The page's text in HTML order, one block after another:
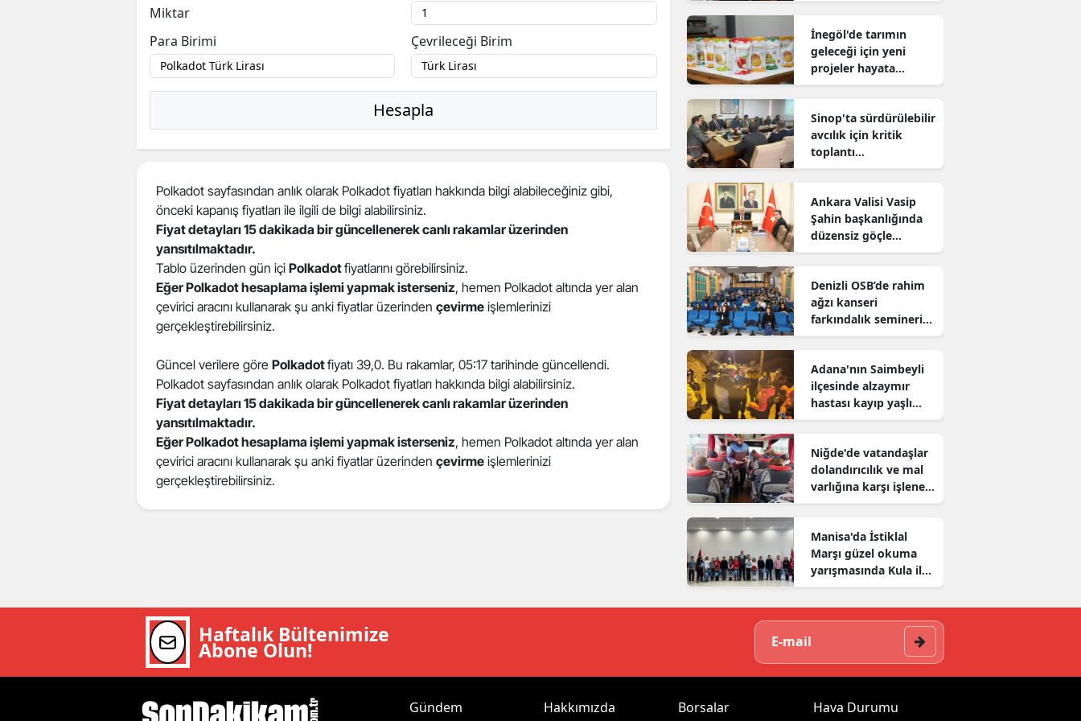
Bingöl
Bitlis
Burdur
Bursa
Çanakkale
Çorum
Denizli
Edirne
Elazığ
Erzincan
Eskişehir
Gümüşhane
Hakkari
Hatay
Miktar
Para Birimi
Çevrileceği Birim
Hesapla
Polkadot sayfasından anlık olarak Polkadot fiyatları hakkında bilgi alabileceğiniz gibi,
önceki kapanış fiyatları ile ilgili de bilgi alabilirsiniz.
Fiyat detayları 15 dakikada bir güncellenerek canlı rakamlar üzerinden
yansıtılmaktadır.
Tablo üzerinden gün içi Polkadotfiyatlarını görebilirsiniz.
Eğer Polkadot hesaplama işlemi yapmak isterseniz, hemen Polkadot altında yer alan
çevirici aracını kullanarak şu anki fiyatlar üzerinden çevirme işlemlerinizi
gerçekleştirebilirsiniz.
Güncel verilere göre Polkadotfiyatı 39,0. Bu rakamlar, 05:17 tarihinde güncellendi.
Polkadot sayfasından anlık olarak Polkadot fiyatları hakkında bilgi alabilirsiniz.
Fiyat detayları 15 dakikada bir güncellenerek canlı rakamlar üzerinden
yansıtılmaktadır.
Eğer Polkadot hesaplama işlemi yapmak isterseniz, hemen Polkadot altında yer alan
çevirici aracını kullanarak şu anki fiyatlar üzerinden çevirme işlemlerinizi
gerçekleştirebilirsiniz.
İnegöl'de tarımın
geleceği için yeni
projeler hayata
geçiriliyor
Sinop'ta sürdürülebilir
avcılık için kritik
toplantı
gerçekleştirildi
Ankara Valisi Vasip
Şahin başkanlığında
düzensiz göçle
mücadele toplantısı
Denizli OSB’de rahim
ağzı kanseri
farkındalık semineri
düzenlendi
Adana'nın Saimbeyli
ilçesinde alzaymır
hastası kayıp yaşlı
adam aranıyor
Niğde'de vatandaşlar
dolandırıcılık ve mal
varlığına karşı işlenen
suçlar konusunda
Manisa'da İstiklal
Marşı güzel okuma
yarışmasında Kula il
birincisi oldu
Haftalık Bültenimize
Abone Olun!
Gündem Hakkımızda Borsalar Hava Durumu